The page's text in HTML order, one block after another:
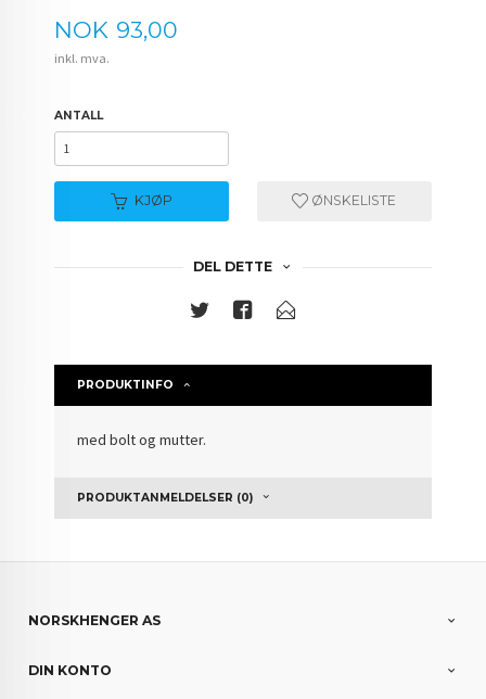
Pris
NOK 93,00
inkl. mva.
ANTALL
KJØP ØNSKELISTE
DEL DETTE
PRODUKTINFO
med bolt og mutter.
PRODUKTANMELDELSER (0)
NORSKHENGER AS
DIN KONTO